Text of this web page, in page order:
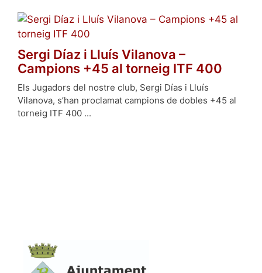
Sergi Díaz i Lluís Vilanova –
Campions +45 al torneig ITF 400
Els Jugadors del nostre club, Sergi Días i Lluís
Vilanova, s’han proclamat campions de dobles +45 al
torneig ITF 400 ...